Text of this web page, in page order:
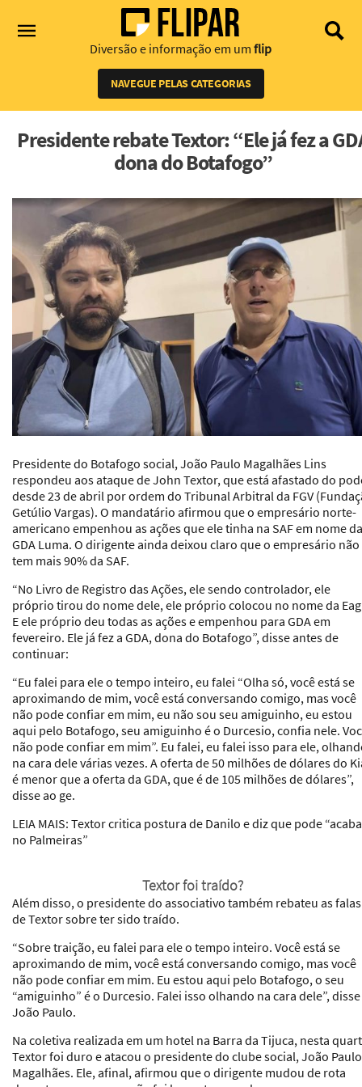
Diversão e informação em um flip
NAVEGUE PELAS CATEGORIAS
Presidente rebate Textor: “Ele já fez a
dona do Botafogo”
Presidente do Botafogo social, João Paulo Magalhães Lins
respondeu aos ataque de John Textor, que está afastado do
desde 23 de abril por ordem do Tribunal Arbitral da FGV
Getúlio Vargas). O mandatário afirmou que o empresário norte-
americano empenhou as ações que ele tinha na SAF em nome da
GDA Luma. O dirigente ainda deixou claro que o empresário não
tem mais 90% da SAF.
“No Livro de Registro das Ações, ele sendo controlador, ele
próprio tirou do nome dele, ele próprio colocou no nome da
E ele próprio deu todas as ações e empenhou para GDA em
fevereiro. Ele já fez a GDA, dona do Botafogo”, disse antes de
continuar:
“Eu falei para ele o tempo inteiro, eu falei “Olha só, você está se
aproximando de mim, você está conversando comigo, mas você
não pode confiar em mim, eu não sou seu amiguinho, eu estou
aqui pelo Botafogo, seu amiguinho é o Durcesio, confia nele.
não pode confiar em mim”. Eu falei, eu falei isso para ele,
na cara dele várias vezes. A oferta de 50 milhões de dólares do
é menor que a oferta da GDA, que é de 105 milhões de dólares”,
disse ao ge.
LEIA MAIS: Textor critica postura de Danilo e diz que pode
no Palmeiras”
Textor foi traído?
Além disso, o presidente do associativo também rebateu as falas
de Textor sobre ter sido traído.
“Sobre traição, eu falei para ele o tempo inteiro. Você está se
aproximando de mim, você está conversando comigo, mas você
não pode confiar em mim. Eu estou aqui pelo Botafogo, o seu
“amiguinho” é o Durcesio. Falei isso olhando na cara dele”, disse
João Paulo.
Na coletiva realizada em um hotel na Barra da Tijuca, nesta
Textor foi duro e atacou o presidente do clube social, João Paulo
Magalhães. Ele, afinal, afirmou que o dirigente mudou de rota